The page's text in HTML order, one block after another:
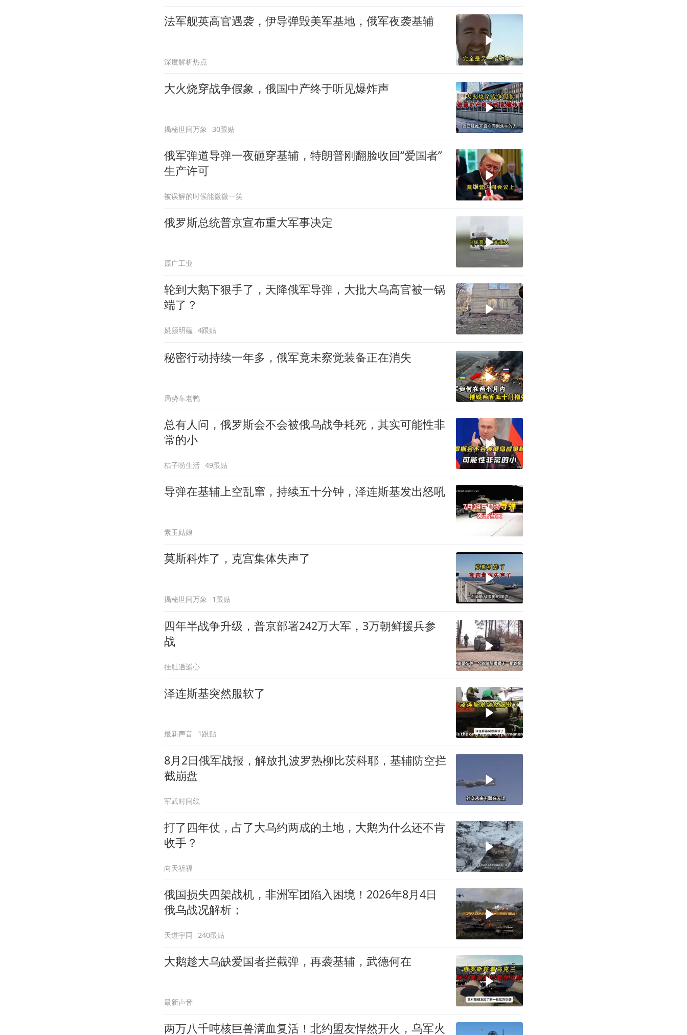
法军舰英高官遇袭，伊导弹毁美军基地，俄军夜袭基辅
深度解析热点
大火烧穿战争假象，俄国中产终于听见爆炸声
揭秘世间万象 30跟贴
俄军弹道导弹一夜砸穿基辅，特朗普刚翻脸收回“爱国者”
生产许可
被误解的时候能微微一笑
俄罗斯总统普京宣布重大军事决定
原广工业
轮到大鹅下狠手了，天降俄军导弹，大批大乌高官被一锅
端了？
婲颜明蕴 4跟贴
秘密行动持续一年多，俄军竟未察觉装备正在消失
局势车老鸭
总有人问，俄罗斯会不会被俄乌战争耗死，其实可能性非
常的小
桔子唠生活 49跟贴
导弹在基辅上空乱窜，持续五十分钟，泽连斯基发出怒吼
素玉姑娘
莫斯科炸了，克宫集体失声了
揭秘世间万象 1跟贴
四年半战争升级，普京部署242万大军，3万朝鲜援兵参
战
挂肚逍遥心
泽连斯基突然服软了
最新声音 1跟贴
8月2日俄军战报，解放扎波罗热柳比茨科耶，基辅防空拦
截崩盘
军武时间线
打了四年仗，占了大乌约两成的土地，大鹅为什么还不肯
收手？
向天祈福
俄国损失四架战机，非洲军团陷入困境！2026年8月4日
俄乌战况解析；
天道宇同 240跟贴
大鹅趁大乌缺爱国者拦截弹，再袭基辅，武德何在
最新声音
两万八千吨核巨兽满血复活！北约盟友悍然开火，乌军火